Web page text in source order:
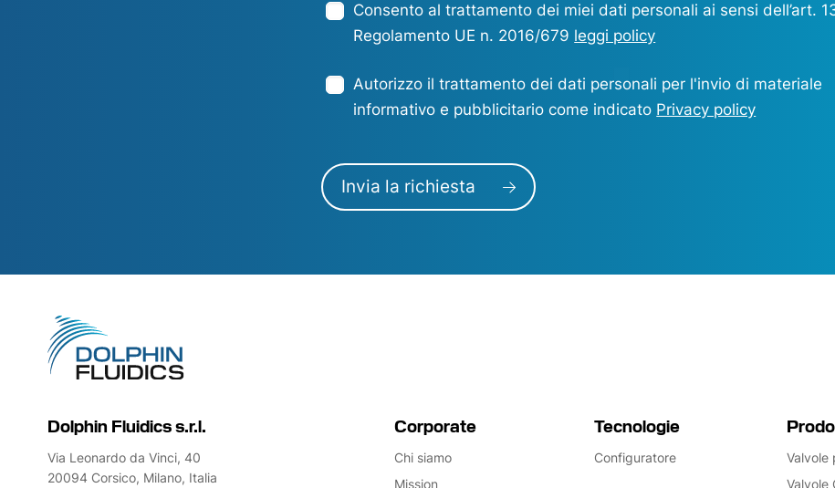
Consento al trattamento dei miei dati personali ai sensi dell’art.
Regolamento UE n. 2016/679 leggi policy
Autorizzo il trattamento dei dati personali per l'invio di materiale
informativo e pubblicitario come indicato Privacy policy
Invia la richiesta
Dolphin Fluidics s.r.l.
Via Leonardo da Vinci, 40
20094 Corsico, Milano, Italia
Corporate
Chi siamo
Mission
Tecnologie
Configuratore
Valvole
Valvole